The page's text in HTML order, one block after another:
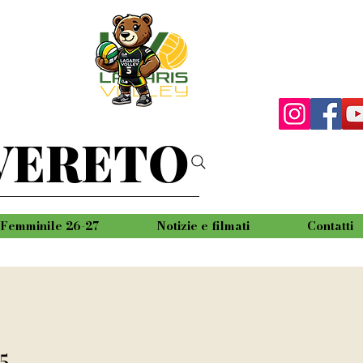
Femminile 26-27 Notizie e filmati Contatti